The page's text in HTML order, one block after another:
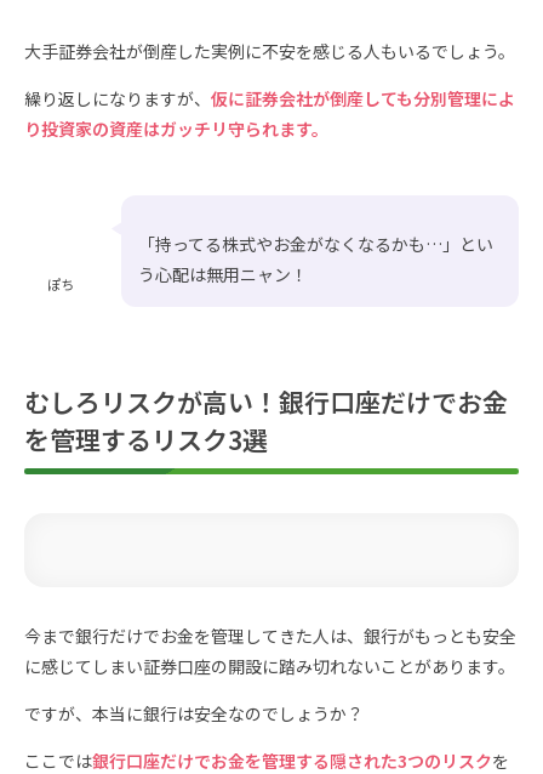
大手証券会社が倒産した実例に不安を感じる人もいるでしょう。
繰り返しになりますが、 仮に証券会社が倒産しても分別管理によ
り投資家の資産はガッチリ守られます。
ぽち
「持ってる株式やお金がなくなるかも…」とい
う心配は無用ニャン！
むしろリスクが高い！銀行口座だけでお金
を管理するリスク3選
今まで銀行だけでお金を管理してきた人は、銀行がもっとも安全
に感じてしまい証券口座の開設に踏み切れないことがあります。
ですが、本当に銀行は安全なのでしょうか？
ここでは銀行口座だけでお金を管理する隠された3つのリスクを